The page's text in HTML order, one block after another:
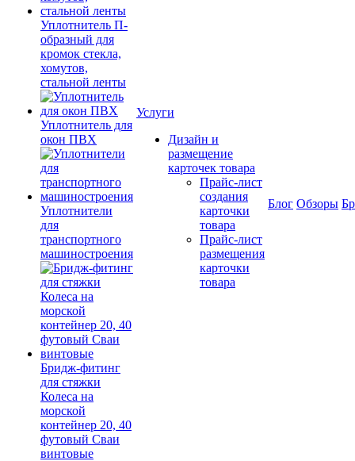
Уплотнитель П-
образный для
кромок стекла,
хомутов,
стальной ленты
Уплотнитель для
окон ПВХ
Уплотнители
для
транспортного
машиностроения
Бридж-фитинг
для стяжки
Колеса на
морской
контейнер 20, 40
футовый Сваи
винтовые
Услуги
Дизайн и
размещение
карточек товара
Прайс-лист
создания
карточки
товара
Прайс-лист
размещения
карточки
товара
Блог Обзоры